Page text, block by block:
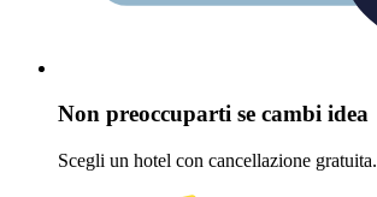
Non preoccuparti se cambi idea
Scegli un hotel con cancellazione gratuita.